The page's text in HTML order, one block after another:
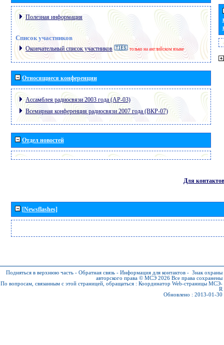
Полезная информация
Список участников
Окончательный список участников только на английском языке
Относящиеся конференции
Ассамблея радиосвязи 2003 года (АР-03)
Всемирная конференция радиосвязи 2007 года (ВКР-07)
Отдел новостей
Для контактов
[Newsflashes]
Подняться в верхнюю часть - Обратная связь - Информация для контактов - Знак охраны
авторского права © МСЭ 2026 Все права сохранены
По вопросам, связанным с этой страницей, обращаться : Координатор Web-страницы МСЭ-
R
Обновлено : 2013-01-30